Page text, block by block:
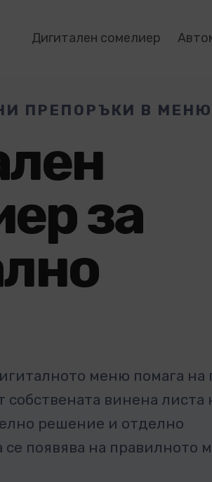
Дигитален сомелиер
ПРЕПОРЪКИ В МЕНЮ
за
меню помага на
собствената винена листа
решение и отделно
появява на правилното